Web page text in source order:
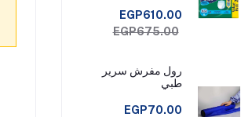
EGP610.00
EGP675.00
رول مفرش سرير
طبي
EGP70.00